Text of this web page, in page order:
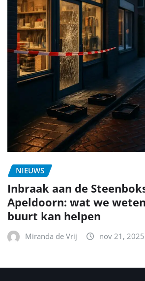
NIEUWS
Inbraak aan de
Apeldoorn: wat we
buurt kan helpen
Miranda de Vrij nov 21, 2025